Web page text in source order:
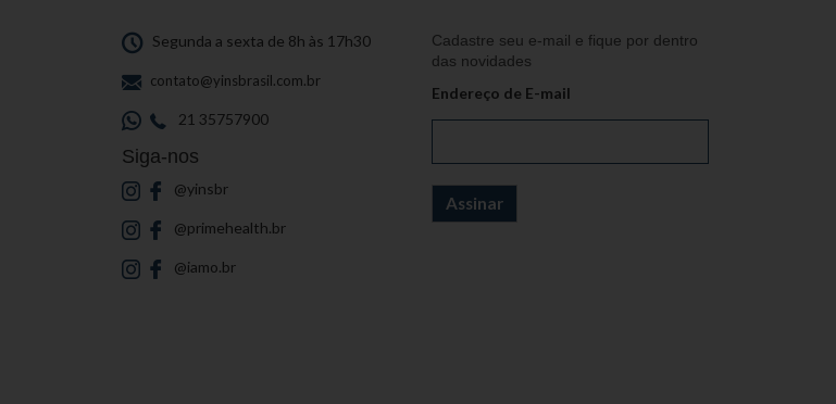
Segunda a sexta de 8h às 17h30
contato@yinsbrasil.com.br
21 35757900
Siga-nos
@yinsbr
@primehealth.br
@iamo.br
Cadastre seu e-mail e fique por dentro
das novidades
Endereço de E-mail